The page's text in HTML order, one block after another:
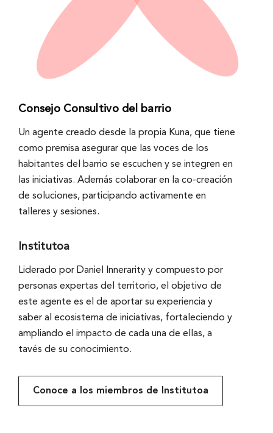
Consejo Consultivo del barrio
Un agente creado desde la propia Kuna, que tiene
como premisa asegurar que las voces de los
habitantes del barrio se escuchen y se integren en
las iniciativas. Además colaborar en la co-creación
de soluciones, participando activamente en
talleres y sesiones.
Institutoa
Liderado por Daniel Innerarity y compuesto por
personas expertas del territorio, el objetivo de
este agente es el de aportar su experiencia y
saber al ecosistema de iniciativas, fortaleciendo y
ampliando el impacto de cada una de ellas, a
tavés de su conocimiento.
Conoce a los miembros de Institutoa